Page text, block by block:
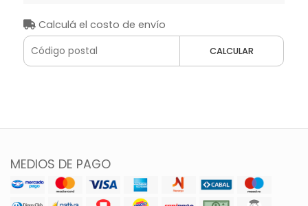
Calculá el costo de envío
CALCULAR
MEDIOS DE PAGO